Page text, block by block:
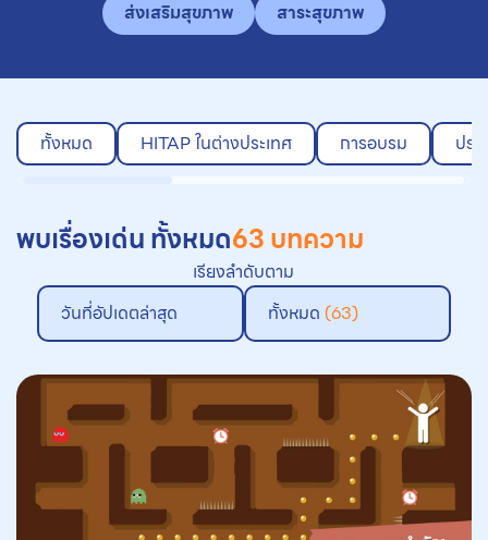
ส่งเสริมสุขภาพ
สาระสุขภาพ
ทั้งหมด HITAP ในต่างประเทศ การอบรม ปร
พบเรื่องเด่น ทั้งหมด63 บทความ
เรียงลำดับตาม
วันที่อัปเดตล่าสุด
ทั้งหมด (63)